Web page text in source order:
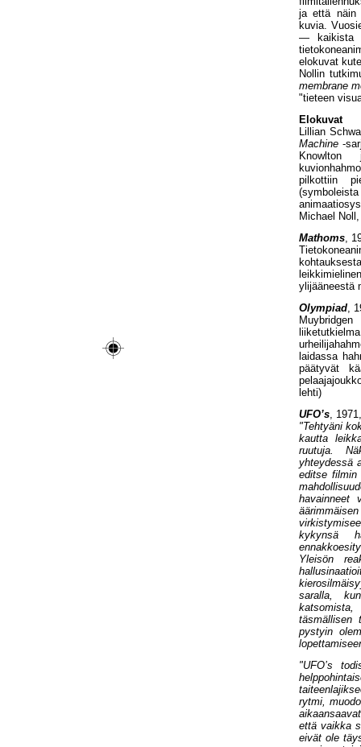
ja että näin
kuvia.
— kaikista
elokuvat
Nollin
membrane
"tieteen
Elokuvat
Lillian
Machine -
pilkottiin
Michael
Mathoms,
ylijääneestä
Olympiad,
laidassa
päätyvät
lehti)
UFO’s,
"Tehtyäni
kautta
ruutuja.
yhteydessä
editse filmin
havainneet
kykynsä
Yleisön
saralla,
täsmällisen
pystyin
"UFO’s
rytmi,
että vaikka
eivät ole